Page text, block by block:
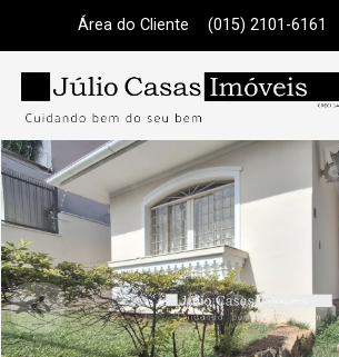
Área do Cliente (015) 2101-6161